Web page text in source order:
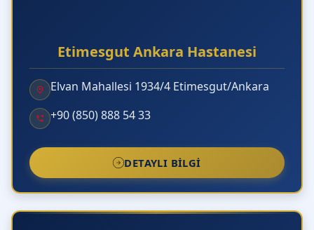
Etimesgut Ankara Hastanesi
Elvan Mahallesi 1934/4 Etimesgut/Ankara
+90 (850) 888 54 33
DETAYLI BILGI